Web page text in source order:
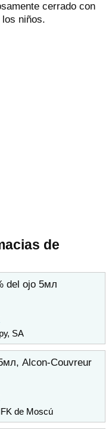
cerrado con
los niños.
de
del ojo 5мл
SA
Alcon-Couvreur
de Moscú